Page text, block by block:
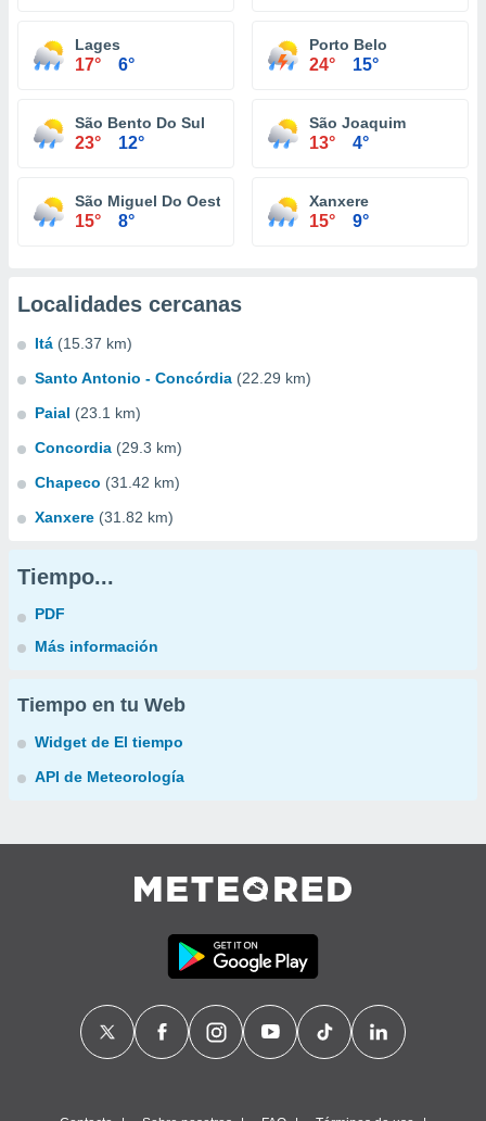
Lages
17° 6°
Porto Belo
24° 15°
São Bento Do Sul
23° 12°
São Joaquim
13° 4°
São Miguel Do Oeste
15° 8°
Xanxere
15° 9°
Localidades cercanas
Itá (15.37 km)
Santo Antonio - Concórdia (22.29 km)
Paial (23.1 km)
Concordia (29.3 km)
Chapeco (31.42 km)
Xanxere (31.82 km)
Tiempo...
PDF
Más información
Tiempo en tu Web
Widget de El tiempo
API de Meteorología